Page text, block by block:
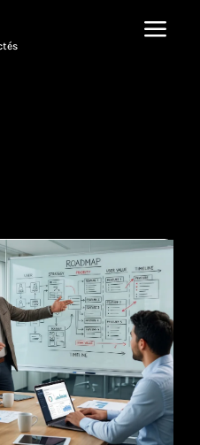
a